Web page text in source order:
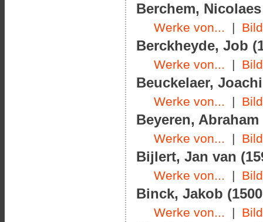
Berchem, Nicolaes
Werke von... |
Berckheyde, Job
Werke von... |
Beuckelaer,
Werke von... |
Beyeren, Abraham
Werke von... |
Bijlert, Jan van
Werke von... |
Binck, Jakob
Werke von... |